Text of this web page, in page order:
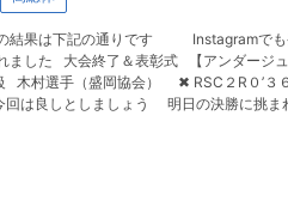
結果は下記の通りです Instagramでも
ました 大会終了＆表彰式 【アンダー
木村選手（盛岡協会） ✖︎ RSC２R０’
は良しとしましょう 明日の決勝に挑ま